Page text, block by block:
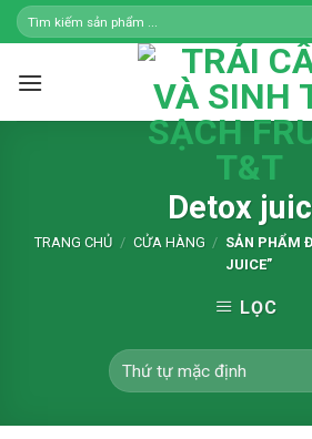
Skip
to
Detox
TRANG CHỦ / CỬA HÀNG / SẢN PHẨM
JUICE”
LỌC